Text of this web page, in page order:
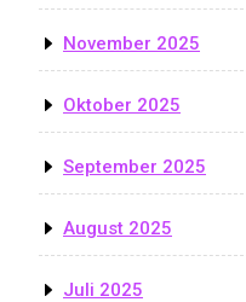
November 2025
Oktober 2025
September 2025
August 2025
Juli 2025